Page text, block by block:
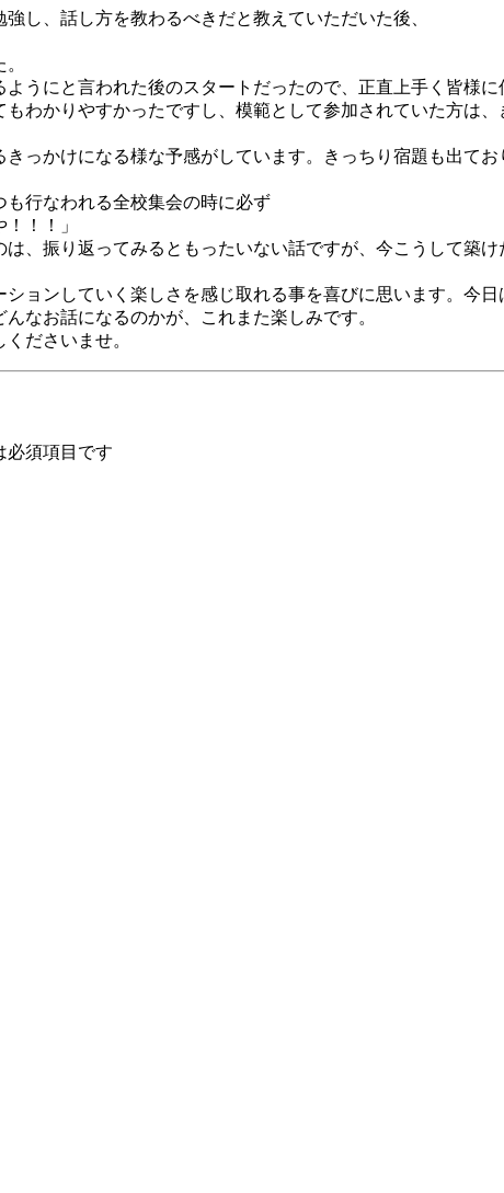
し、話し方を教わるべきだと教えていただいた後、
うにと言われた後のスタートだったので、正直上手く皆様に
わかりやすかったですし、模範として参加されていた方は
っかけになる様な予感がしています。きっちり宿題も出て
行なわれる全校集会の時に必ず
！！」
、振り返ってみるともったいない話ですが、今こうして築
ョンしていく楽しさを感じ取れる事を喜びに思います。今
なお話になるのかが、これまた楽しみです。
ださいませ。
必須項目です